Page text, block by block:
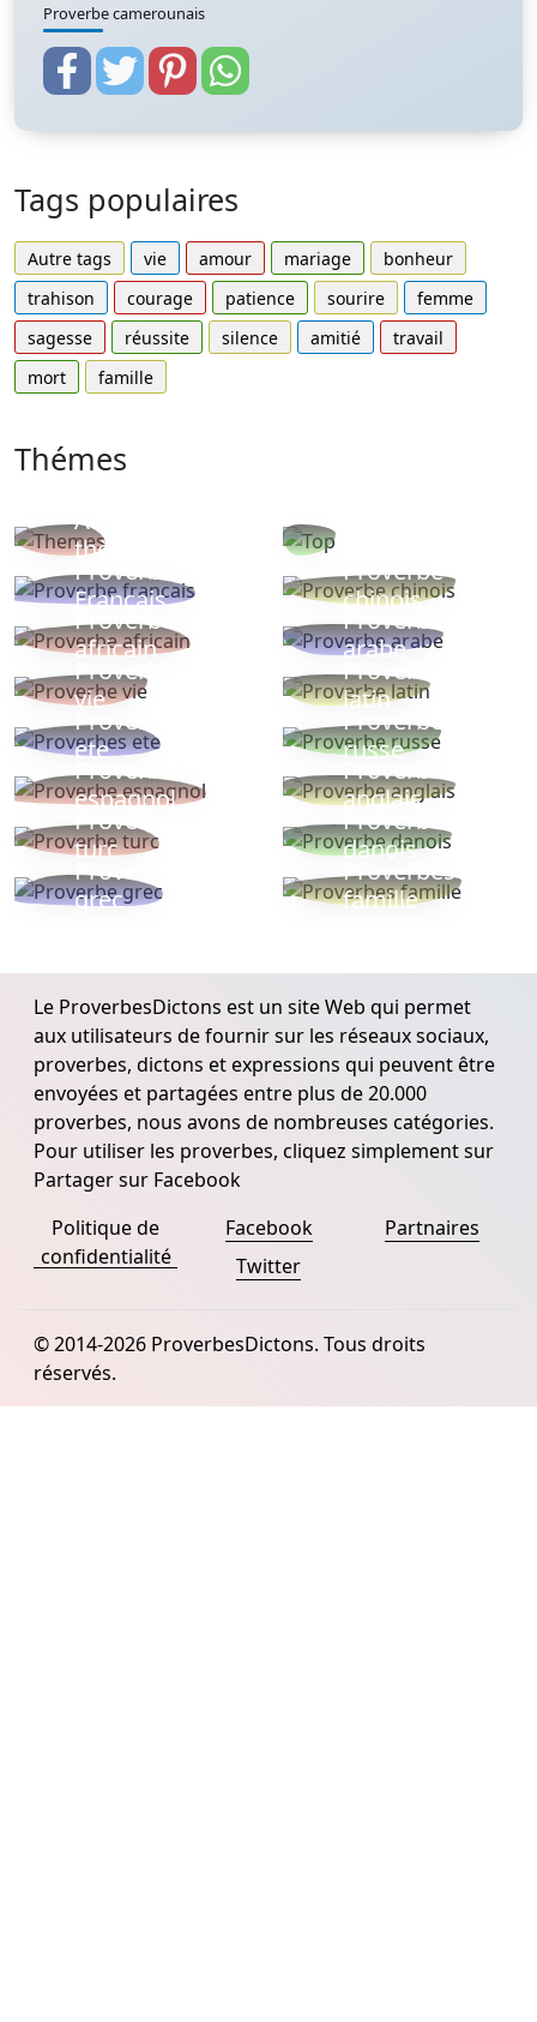
Proverbe camerounais
Tags populaires
Autre tags vie amour mariage
bonheur
trahison
courage patience sourire
femme
sagesse
réussite silence amitié
travail
mort
famille
Thémes
Autres
thèmes
Proverbe
Français
Proverbe
chinois
Proverbe
africain
Proverbe
arabe
Proverbe
vie
Proverbe
latin
Proverbes
ete
Proverbe
russe
Proverbe
espagnol
Proverbe
anglais
Proverbe
turc
Proverbe
danois
Proverbe
grec
Proverbes
famille
Le ProverbesDictons est un site Web qui permet
aux utilisateurs de fournir sur les réseaux sociaux,
proverbes, dictons et expressions qui peuvent être
envoyées et partagées entre plus de 20.000
proverbes, nous avons de nombreuses catégories.
Pour utiliser les proverbes, cliquez simplement sur
Partager sur Facebook
Politique de
confidentialité
Facebook
Twitter
Partnaires
© 2014-2026 ProverbesDictons. Tous droits
réservés.